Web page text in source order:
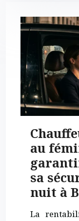
au
sa
nuit à
La